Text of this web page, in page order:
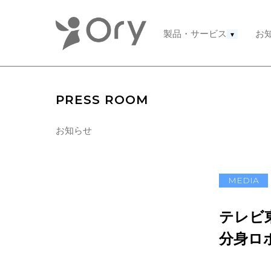
製品・サービス ▾ お
PRESS ROOM
お知らせ
MEDIA
テレビ
分身ロ